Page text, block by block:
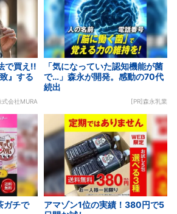
で買え!!
』する
式会社MURA
「気になっていた認知機能が菌
で…」森永が開発。感動の70代
続出
[PR]森永乳業
ガチで
アマゾン1位の実績！380円で5